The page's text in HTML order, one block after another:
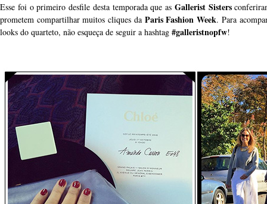
Esse foi o primeiro desfile desta temporada que as Gallerist Sisters
prometem compartilhar muitos cliques da Paris Fashion Week. Para
looks do quarteto, não esqueça de seguir a hashtag #galleristnopfw!